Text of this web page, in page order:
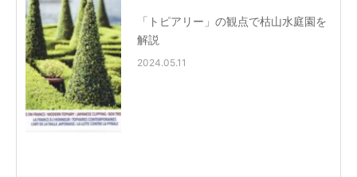
「トピアリー」の観点で枯山水庭園を
解説
2024.05.11